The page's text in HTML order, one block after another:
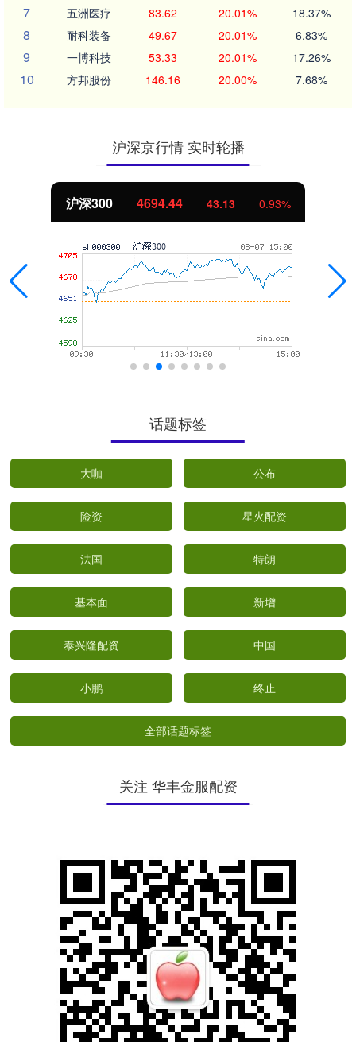
7 五洲医疗 83.62 20.01% 18.37%
8 耐科装备 49.67 20.01% 6.83%
9 一博科技 53.33 20.01% 17.26%
10 方邦股份 146.16 20.00% 7.68%
沪深京行情 实时轮播
北证50 1134.24 11.37 1.01%
话题标签
大咖 公布
险资 星火配资
法国 特朗
基本面 新增
泰兴隆配资 中国
小鹏 终止
全部话题标签
关注 华丰金服配资